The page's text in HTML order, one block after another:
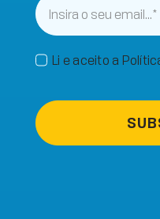
Li e aceito a